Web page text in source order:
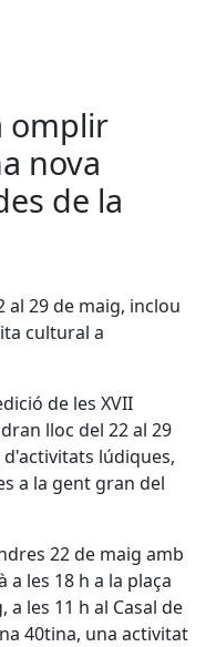
omplir
nova
de la
al 29 de maig, inclou
cultural a
de les XVII
lloc del 22 al 29
lúdiques,
a la gent gran del
22 de maig amb
les 18 h a la plaça
a les 11 h al Casal de
40tina, una activitat